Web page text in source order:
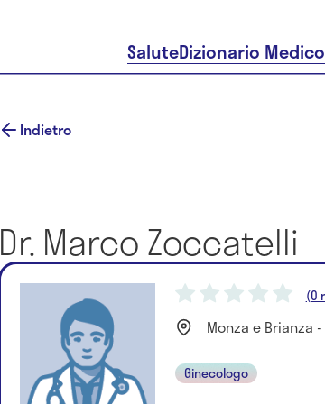
SaluteDizionario Medico
Indietro
Dr. Marco Zoccatelli
(0
Monza e Brianza
Ginecologo